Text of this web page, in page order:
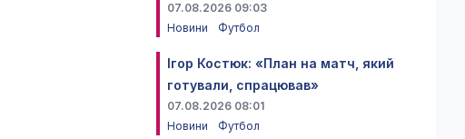
07.08.2026 09:03
Новини
Футбол
Ігор Костюк: «План на матч, який
готували, спрацював»
07.08.2026 08:01
Новини
Футбол